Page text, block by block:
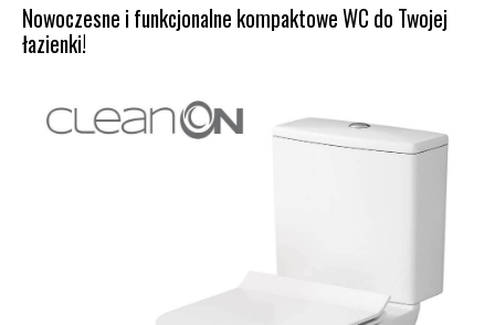
Nowoczesne i funkcjonalne kompaktowe WC do Twojej
łazienki!